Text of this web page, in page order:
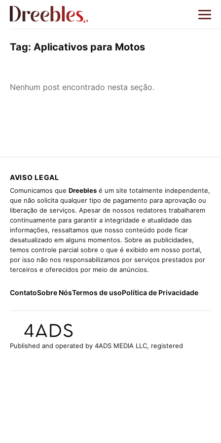
Tag: Aplicativos para Motos
Nenhum post encontrado nesta seção.
AVISO LEGAL
Comunicamos que Dreebles é um site totalmente independente,
que não solicita qualquer tipo de pagamento para aprovação ou
liberação de serviços. Apesar de nossos redatores trabalharem
continuamente para garantir a integridade e atualidade das
informações, ressaltamos que nosso conteúdo pode ficar
desatualizado em alguns momentos. Sobre as publicidades,
temos controle parcial sobre o que é exibido em nosso portal,
por isso não nos responsabilizamos por serviços prestados por
terceiros e oferecidos por meio de anúncios.
ContatoSobre NósTermos de usoPolítica de Privacidade
Published and operated by 4ADS MEDIA LLC, registered